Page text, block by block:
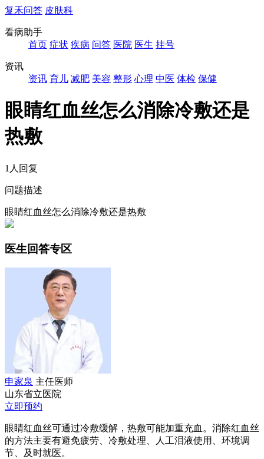
复禾问答 皮肤科
看病助手
首页 症状 疾病 问答 医院 医生 挂号
资讯
资讯 育儿 减肥 美容 整形 心理 中医 体检 保健
眼睛红血丝怎么消除冷敷还是
热敷
1人回复
问题描述
眼睛红血丝怎么消除冷敷还是热敷
医生回答专区
申家泉 主任医师
山东省立医院
立即预约
眼睛红血丝可通过冷敷缓解，热敷可能加重充血。消除红血丝
的方法主要有避免疲劳、冷敷处理、人工泪液使用、环境调
节、及时就医。